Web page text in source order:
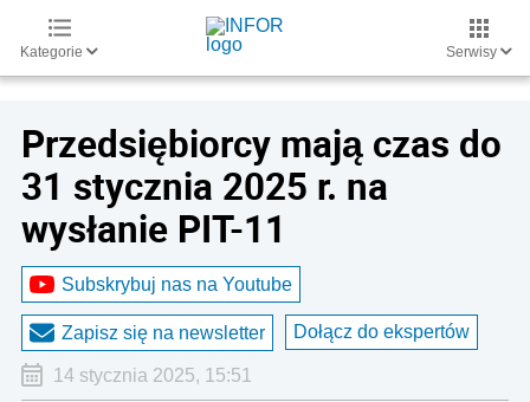
Kategorie Serwisy
Przedsiębiorcy mają czas do
31 stycznia 2025 r. na
wysłanie PIT-11
Subskrybuj nas na Youtube
Zapisz się na newsletter Dołącz do ekspertów
14 stycznia 2025, 15:51